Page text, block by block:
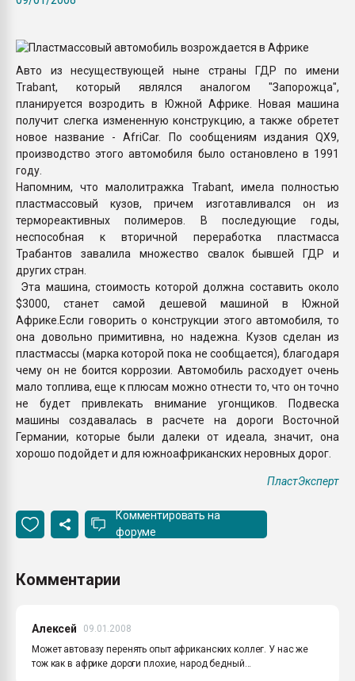
ПЕРЕЙТИ НА
Авто из несуществующей ныне страны ГДР по имени
Trabant, который являлся аналогом "Запорожца",
планируется возродить в Южной Африке. Новая машина
получит слегка измененную конструкцию, а также обретет
новое название - AfriCar. По сообщениям издания QX9,
производство этого автомобиля было остановлено в 1991
году.
Напомним, что малолитражка Trabant, имела полностью
пластмассовый кузов, причем изготавливался он из
термореактивных полимеров. В последующие годы,
неспособная к вторичной переработка пластмасса
Трабантов завалила множество свалок бывшей ГДР и
других стран.
Эта машина, стоимость которой должна составить около
$3000, станет самой дешевой машиной в Южной
Африке.Если говорить о конструкции этого автомобиля, то
она довольно примитивна, но надежна. Кузов сделан из
пластмассы (марка которой пока не сообщается), благодаря
чему он не боится коррозии. Автомобиль расходует очень
мало топлива, еще к плюсам можно отнести то, что он точно
не будет привлекать внимание угонщиков. Подвеска
машины создавалась в расчете на дороги Восточной
Германии, которые были далеки от идеала, значит, она
хорошо подойдет и для южноафриканских неровных дорог.
ПластЭксперт
Комментировать на
форуме
Комментарии
Алексей
09.01.2008
Может автовазу перенять опыт африканских коллег. У нас же
тож как в африке дороги плохие, народ бедный...